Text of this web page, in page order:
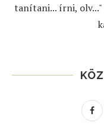
tanítani... írni,